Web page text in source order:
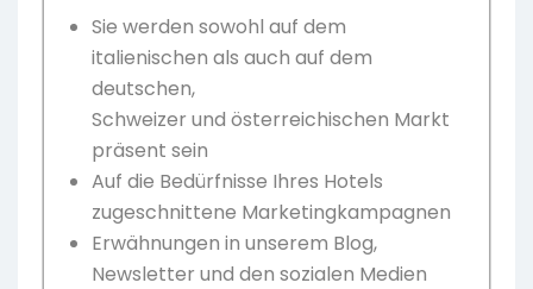
Sie werden sowohl auf dem
italienischen als auch auf dem
deutschen,
Schweizer und österreichischen Markt
präsent sein
Auf die Bedürfnisse Ihres Hotels
zugeschnittene Marketingkampagnen
Erwähnungen in unserem Blog,
Newsletter und den sozialen Medien